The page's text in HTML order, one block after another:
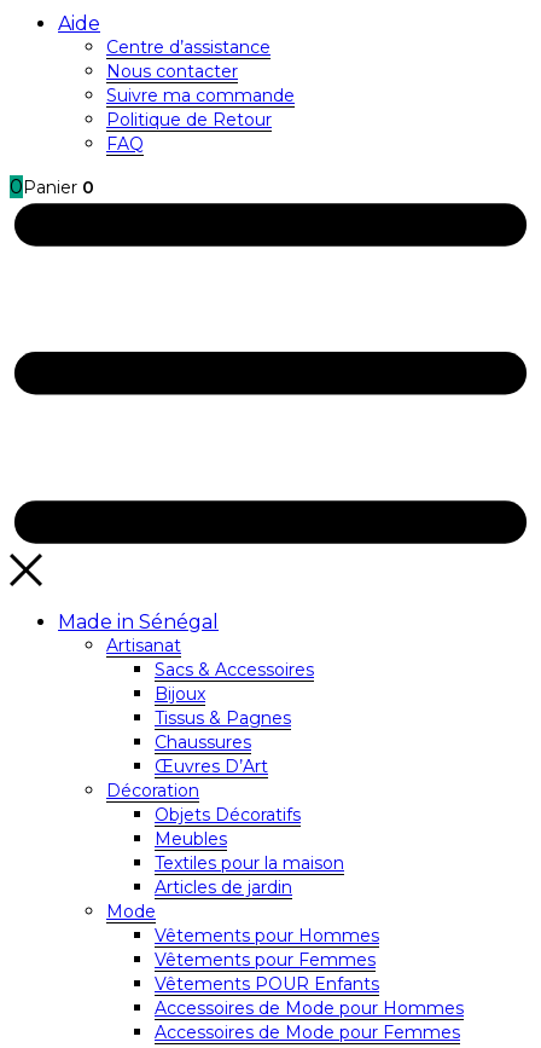
Aide
Centre d’assistance
Nous contacter
Suivre ma commande
Politique de Retour
FAQ
0 Panier 0
Made in Sénégal
Artisanat
Sacs & Accessoires
Bijoux
Tissus & Pagnes
Chaussures
Œuvres D’Art
Décoration
Objets Décoratifs
Meubles
Textiles pour la maison
Articles de jardin
Mode
Vêtements pour Hommes
Vêtements pour Femmes
Vêtements POUR Enfants
Accessoires de Mode pour Hommes
Accessoires de Mode pour Femmes